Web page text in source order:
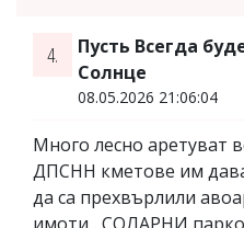
4.
Пусть Всегда
Солнце
08.05.2026 21:06:04
Много лесно аретуват
ДПСНН кметове им
да са прехвърлили
имоти , СОЛАРНИ